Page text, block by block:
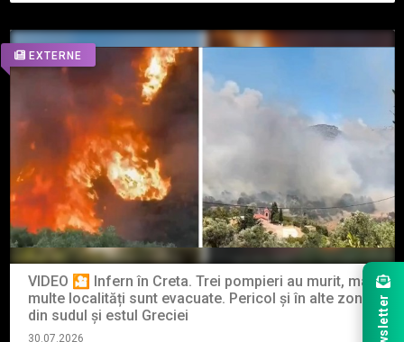
EXTERNE
VIDEO 🎦 Infern în Creta. Trei pompieri au murit, mai
multe localități sunt evacuate. Pericol și în alte zone
din sudul și estul Greciei
30.07.2026 Newsletter